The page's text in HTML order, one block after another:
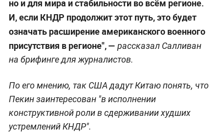
но и для мира и стабильности во всём регионе.
И, если КНДР продолжит этот путь, это будет
означать расширение американского военного
присутствия в регионе", — рассказал Салливан
на брифинге для журналистов.
По его мнению, так США дадут Китаю понять, что
Пекин заинтересован "в исполнении
конструктивной роли в сдерживании худших
устремлений КНДР".